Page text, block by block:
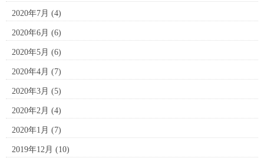
2020年7月 (4)
2020年6月 (6)
2020年5月 (6)
2020年4月 (7)
2020年3月 (5)
2020年2月 (4)
2020年1月 (7)
2019年12月 (10)